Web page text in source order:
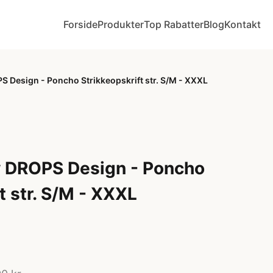
ForsideProdukterTop RabatterBlogKontakt
Design - Poncho Strikkeopskrift str. S/M - XXXL
Design - Poncho
S/M - XXXL